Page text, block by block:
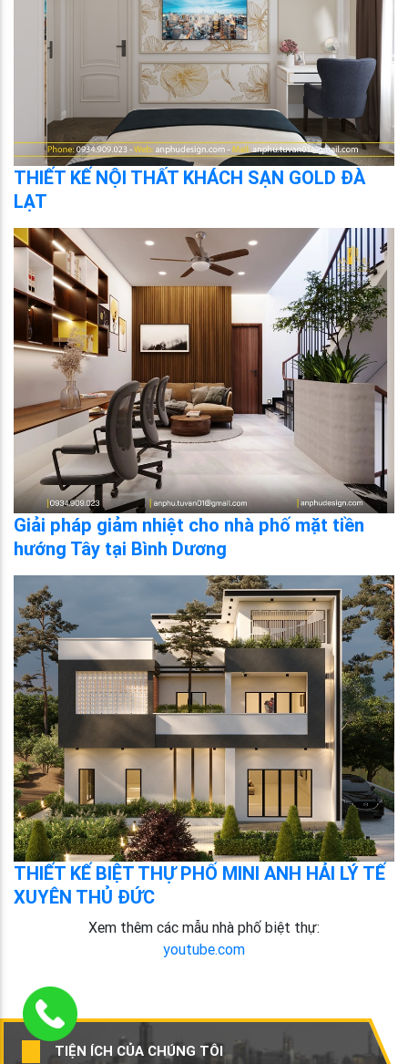
THIẾT KẾ NỘI THẤT KHÁCH SẠN GOLD ĐÀ
LẠT
Giải pháp giảm nhiệt cho nhà phố mặt tiền
hướng Tây tại Bình Dương
THIẾT KẾ BIỆT THỰ PHỐ MINI ANH HẢI LÝ TẾ
XUYÊN THỦ ĐỨC
Xem thêm các mẫu nhà phố biệt thự:
youtube.com
TIỆN ÍCH CỦA CHÚNG TÔI